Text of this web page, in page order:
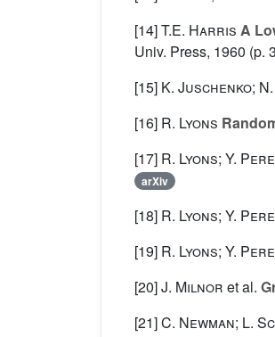
[14]T.E. Harris A
Univ. Press, 1960 (p.
[15] K. Juschenko;
[16] R. Lyons
[17] R. Lyons; Y.
arXiv
[18] R. Lyons; Y.
[19] R. Lyons; Y.
[20]J. Milnor et al.
[21]C. Newman; L.